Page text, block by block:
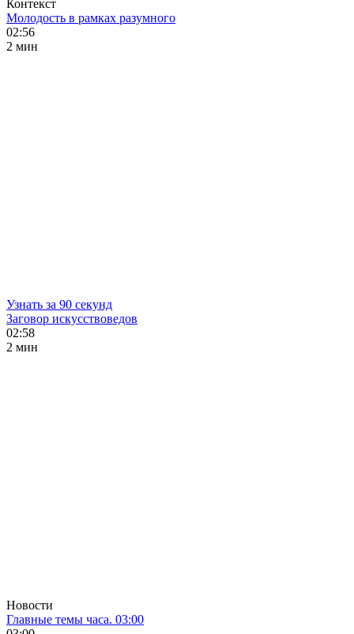
Контекст
Молодость в рамках разумного
02:56
2 мин
Узнать за 90 секунд
Заговор искусствоведов
02:58
2 мин
Новости
Главные темы часа. 03:00